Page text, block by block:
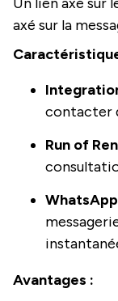
Un lien axé sur
axé sur la
contacter
Run of
Avantages :